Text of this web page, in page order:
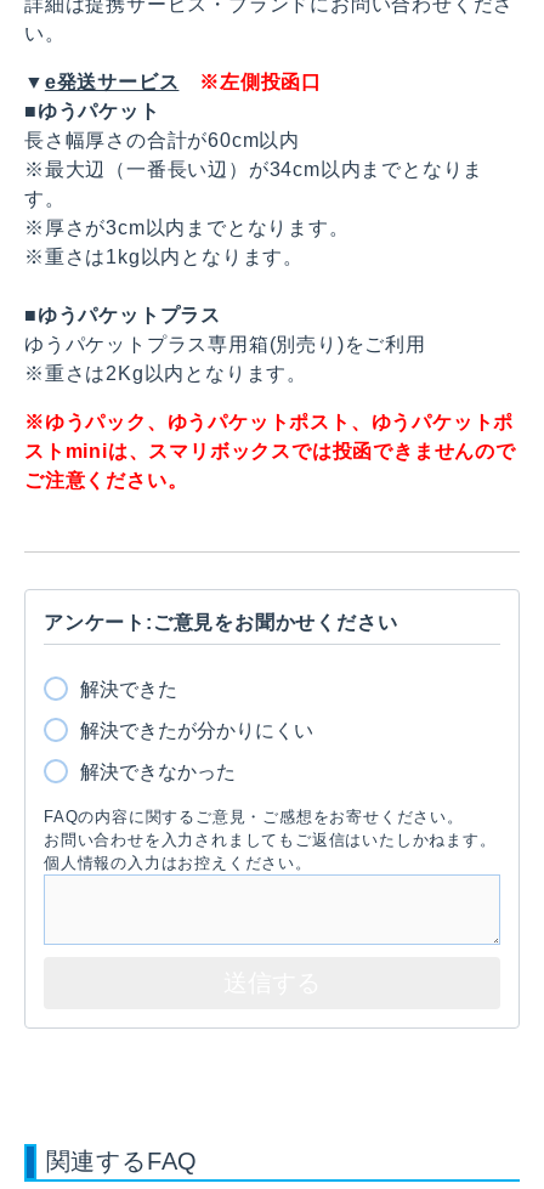
い。
▼ e発送サービス
※左側投函口
■ゆうパケット
長さ幅厚さの合計が60cm以内
※最大辺（一番長い辺）が34cm以内までとなりま
す。
※厚さが3cm以内までとなります。
※重さは1kg以内となります。
■ゆうパケットプラス
ゆうパケットプラス専用箱(別売り)をご利用
※重さは2Kg以内となります。
※ゆうパック、ゆうパケットポスト、ゆうパケットポ
ストminiは、スマリボックスでは投函できませんので
ご注意ください。
アンケート:ご意見をお聞かせください
解決できた
解決できたが分かりにくい
解決できなかった
FAQの内容に関するご意見・ご感想をお寄せください。
お問い合わせを入力されましてもご返信はいたしかねます。
個人情報の入力はお控えください。
関連するFAQ